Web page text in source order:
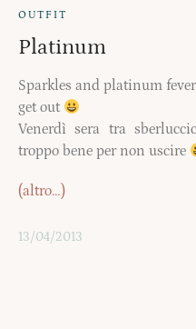
OUTFIT
Platinum
Sparkles and platinum
get out
Venerdì sera tra
troppo bene per non uscire
(altro…)
13/04/2013